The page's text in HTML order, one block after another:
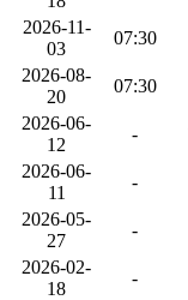
2026-11-
03
07:30
2026-08-
20
07:30
2026-06-
12
-
2026-06-
11
-
2026-05-
27
-
2026-02-
18
-